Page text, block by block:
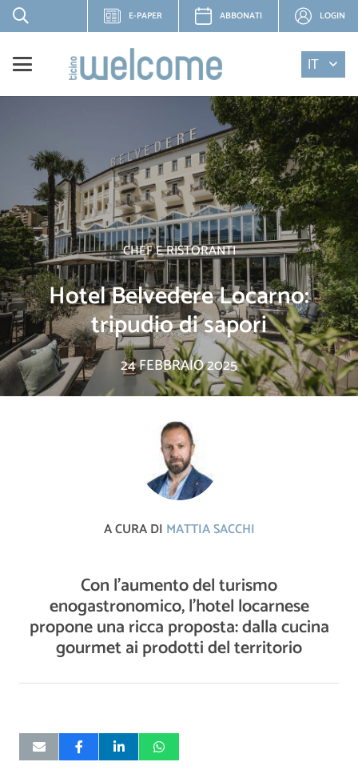
E-PAPER ABBONATI LOGIN
IT
CHEF E RISTORANTI
Hotel Belvedere Locarno:
tripudio di sapori
24 FEBBRAIO 2025
A CURA DI MATTIA SACCHI
Con l'aumento del turismo
enogastronomico, l'hotel locarnese
propone una ricca proposta: dalla cucina
gourmet ai prodotti del territorio